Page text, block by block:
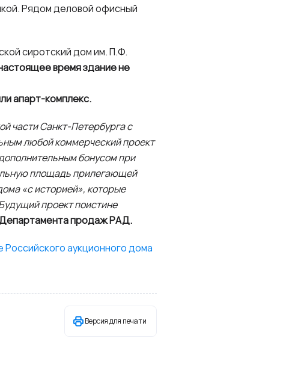
Рядом деловой офисный
сиротский дом им. П.Ф.
время здание не
апарт-комплекс.
части Санкт-Петербурга с
любой коммерческий проект
бонусом при
площадь прилегающей
«с историей», которые
проект поистине
Департамента продаж РАД.
Российского аукционного дома
Версия для печати